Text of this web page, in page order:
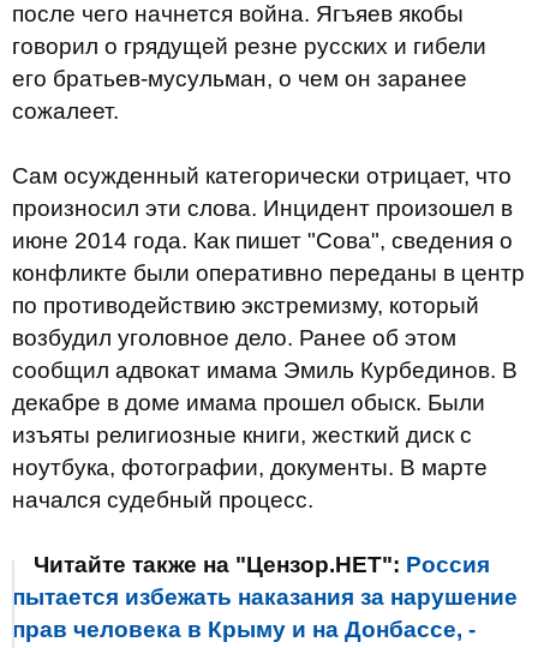
после чего начнется война. Ягъяев якобы
говорил о грядущей резне русских и гибели
его братьев-мусульман, о чем он заранее
сожалеет.
Сам осужденный категорически отрицает, что
произносил эти слова. Инцидент произошел в
июне 2014 года. Как пишет "Сова", сведения о
конфликте были оперативно переданы в центр
по противодействию экстремизму, который
возбудил уголовное дело. Ранее об этом
сообщил адвокат имама Эмиль Курбединов. В
декабре в доме имама прошел обыск. Были
изъяты религиозные книги, жесткий диск с
ноутбука, фотографии, документы. В марте
начался судебный процесс.
Читайте также на "Цензор.НЕТ": Россия
пытается избежать наказания за нарушение
прав человека в Крыму и на Донбассе, -